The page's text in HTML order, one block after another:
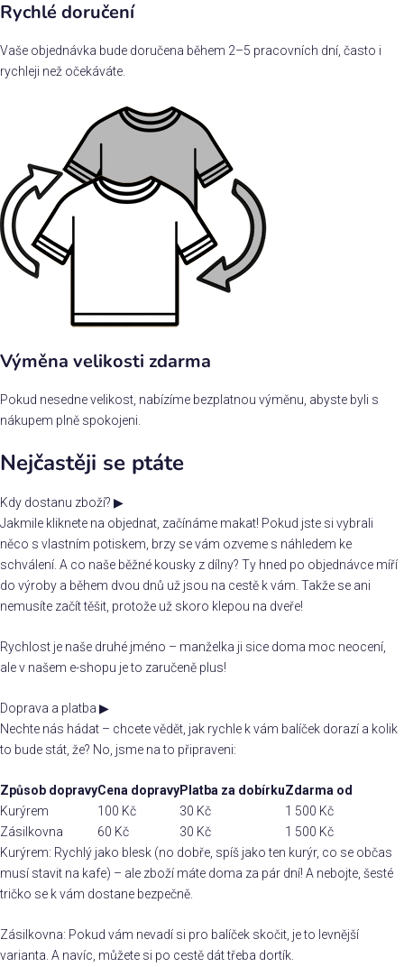
Rychlé doručení
Vaše objednávka bude doručena během 2–5 pracovních dní, často i
rychleji než očekáváte.
Výměna velikosti zdarma
Pokud nesedne velikost, nabízíme bezplatnou výměnu, abyste byli s
nákupem plně spokojeni.
Nejčastěji se ptáte
Kdy dostanu zboží? ▶
Jakmile kliknete na objednat, začínáme makat! Pokud jste si vybrali
něco s vlastním potiskem, brzy se vám ozveme s náhledem ke
schválení. A co naše běžné kousky z dílny? Ty hned po objednávce míří
do výroby a během dvou dnů už jsou na cestě k vám. Takže se ani
nemusíte začít těšit, protože už skoro klepou na dveře!
Rychlost je naše druhé jméno – manželka ji sice doma moc neocení,
ale v našem e-shopu je to zaručeně plus!
Doprava a platba ▶
Nechte nás hádat – chcete vědět, jak rychle k vám balíček dorazí a kolik
to bude stát, že? No, jsme na to připraveni:
Způsob dopravyCena dopravyPlatba za dobírkuZdarma od
Kurýrem
100 Kč 30 Kč
1 500 Kč
Zásilkovna
60 Kč 30 Kč
1 500 Kč
Kurýrem: Rychlý jako blesk (no dobře, spíš jako ten kurýr, co se občas
musí stavit na kafe) – ale zboží máte doma za pár dní! A nebojte, šesté
tričko se k vám dostane bezpečně.
Zásilkovna: Pokud vám nevadí si pro balíček skočit, je to levnější
varianta. A navíc, můžete si po cestě dát třeba dortík.